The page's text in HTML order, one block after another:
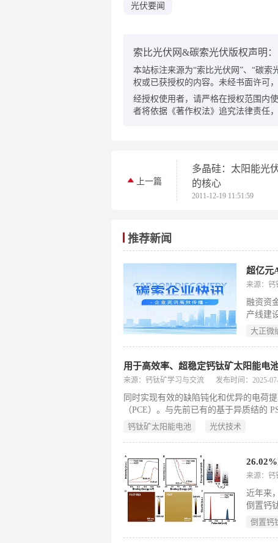
光伏要闻
索比光伏网&碳索光伏版权声明：
本站标注来源为“索比光伏网”、“碳索
权或已获授权的内容。未经书面许可
经授权使用者，请严格在授权范围内
者将依据《著作权法》追究法律责任
上一篇
多晶硅：太阳能光
的核心
2011-12-19 11:51:59
推荐新闻
来源：钙
融资资
产线建
建成全
以来就
大正微
来源：钙钛矿学习与交流 发布时间：2025-
同时实现有效的缺陷钝化和优异的电荷
（PCE）。与先前已有的基于异质结的
种全新的局域相位调制异质结构，它能
件
钙钛矿太阳能电池 光伏技术
来源：钙
近年来
倒置钙
于
倒置钙